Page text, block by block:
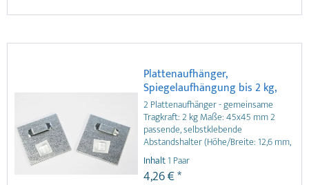
Plattenaufhänger,
Spiegelaufhängung bis 2 kg,
selbstklebend
2 Plattenaufhänger - gemeinsame
Tragkraft: 2 kg Maße: 45x45 mm 2
passende, selbstklebende
Abstandshalter (Höhe/Breite: 12,6 mm,
Tiefe: 5,6 mm) aus hochwertigem
Kunststoff ausführliche
Montageanleitung Details zu
Inhalt1 Paar
4,26 € *